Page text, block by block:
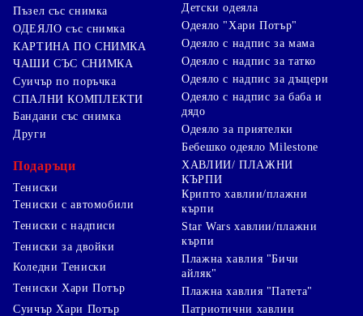
Пъзел със снимка
ОДЕЯЛО със снимка
КАРТИНА ПО СНИМКА
ЧАШИ СЪС СНИМКА
Суичър по поръчка
СПАЛНИ КОМПЛЕКТИ
Бандани със снимка
Други
Подаръци
Тениски
Тениски с автомобили
Тениски с надписи
Тениски за двойки
Коледни Тениски
Тениски Хари Потър
Суичър Хари Потър
Детски одеяла
Одеяло "Хари Потър"
Одеяло с надпис за мама
Одеяло с надпис за татко
Одеяло с надпис за дъщери
Одеяло с надпис за баба и
дядо
Одеяло за приятелки
Бебешко одеяло Milestone
ХАВЛИИ/ ПЛАЖНИ
КЪРПИ
Крипто хавлии/плажни
кърпи
Star Wars хавлии/плажни
кърпи
Плажна хавлия "Бичи
айляк"
Плажна хавлия "Патета"
Патриотични хавлии